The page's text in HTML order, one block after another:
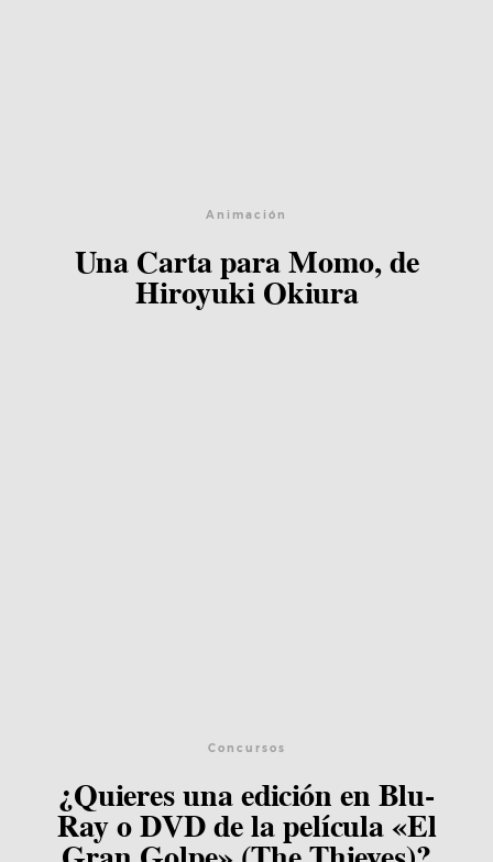
Animación
Una Carta para Momo, de
Hiroyuki Okiura
Concursos
¿Quieres una edición en Blu-
Ray o DVD de la película «El